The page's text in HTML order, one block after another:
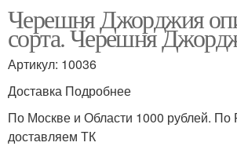
Черешня Джорджия
сорта. Черешня
Артикул: 10036
Доставка Подробнее
По Москве и Области 1000 рублей. По
доставляем ТК